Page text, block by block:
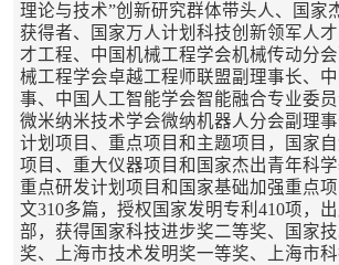
理论与技术”创新研究群体带头人、国家
获得者、国家万人计划科技创新领军人
才工程、中国机械工程学会机械传动分
械工程学会卓越工程师联盟副理事长、
事、中国人工智能学会智能融合专业委
微米纳米技术学会微纳机器人分会副理
计划项目、重点项目和主题项目，国家
项目、重大仪器项目和国家杰出青年科
重点研发计划项目和国家基础加强重点
文310多篇，授权国家发明专利410项，
部，获得国家科技进步奖二等奖、国家
奖、上海市技术发明奖一等奖、上海市